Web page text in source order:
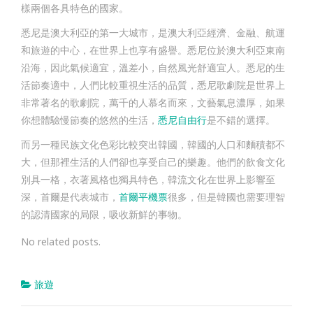
樣兩個各具特色的國家。
悉尼是澳大利亞的第一大城市，是澳大利亞經濟、金融、航運
和旅遊的中心，在世界上也享有盛譽。悉尼位於澳大利亞東南
沿海，因此氣候適宜，溫差小，自然風光舒適宜人。悉尼的生
活節奏適中，人們比較重視生活的品質，悉尼歌劇院是世界上
非常著名的歌劇院，萬千的人慕名而來，文藝氣息濃厚，如果
你想體驗慢節奏的悠然的生活， 悉尼自由行是不錯的選擇。
而另一種民族文化色彩比較突出韓國，韓國的人口和麵積都不
大，但那裡生活的人們卻也享受自己的樂趣。他們的飲食文化
別具一格，衣著風格也獨具特色，韓流文化在世界上影響至
深，首爾是代表城市， 首爾平機票很多，但是韓國也需要理智
的認清國家的局限，吸收新鮮的事物。
No related posts.
旅遊